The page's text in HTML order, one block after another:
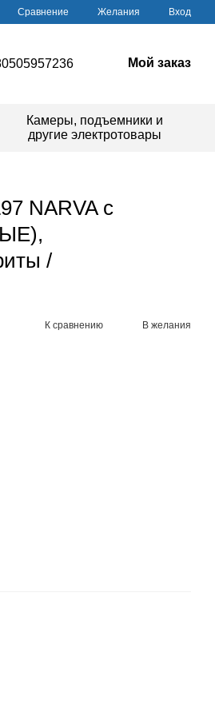
Сравнение Желания Вход
Мой заказ
Камеры, подъемники и
другие электротовары
NARVA с
/
К сравнению В желания